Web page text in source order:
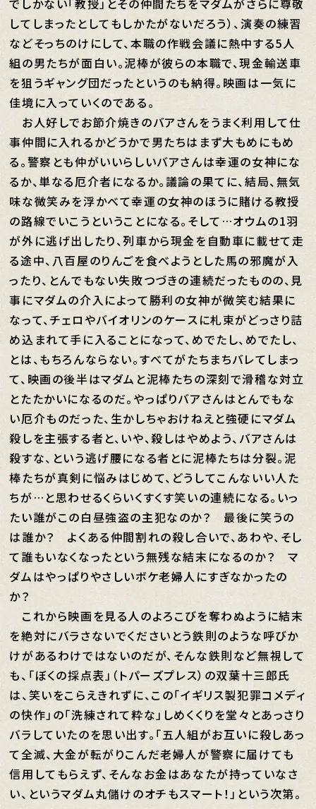
でしかない「教授」とその仲間たちをマダムがさらに尊敬
してしまったとしてもしかたがないだろう）、演奏の練習
などそっちのけにして、本職の作戦会議に熱中する5人
組の男たちが面白い。泥棒が彼らの本職で、現金輸送車
を狙うギャング団だったというのも納得。映画は一気に
佳境に入っていくのである。
お人好しでお節介焼きのバアさんをうまく利用して仕
事仲間に入れるかどうかで男たちはまず大もめにもめ
る。警察とも仲がいいらしいバアさんは幸運の女神にな
るか、単なる厄介者になるか。議論の果てに、結局、無気
味な微笑みを浮かべて幸運の女神のほうに賭ける教授
の路線でいこうということになる。そして…オウムの1羽
が外に逃げ出したり、列車から現金を自動車に載せて走
る途中、八百屋のりんごを食べようとした馬の邪魔が入
ったり、とんでもない失敗つづきの連続だったものの、見
事にマダムの介入によって勝利の女神が微笑む結果に
なって、チェロやバイオリンのケースに札束がどっさり詰
め込まれて手に入ることになって、めでたし、めでたし、
とは、もちろんならない。すべてがたちまちバレてしまっ
て、映画の後半はマダムと泥棒たちの深刻で滑稽な対立
とたたかいになるのだ。やっぱりバアさんはとんでもな
い厄介ものだった、生かしちゃおけねえと強硬にマダム
殺しを主張する者と、いや、殺しはやめよう、バアさんは
殺すな、という逃げ腰になる者とに泥棒たちは分裂。泥
棒たちが真剣に悩みはじめて、どうしてこんないい人た
ちが…と思わせるくらいくすくす笑いの連続になる。いっ
たい誰がこの白昼強盗の主犯なのか？ 最後に笑うの
は誰か？ よくある仲間割れの殺し合いで、あわや、そし
て誰もいなくなったという無残な結末になるのか？ マ
ダムはやっぱりやさしいボケ老婦人にすぎなかったの
か？
これから映画を見る人のよろこびを奪わぬように結末
を絶対にバラさないでくださいとう鉄則のような呼びか
けがあるわけではないのだが、そんな鉄則など無視して
も、「ぼくの採点表」（トパーズプレス）の双葉十三郎氏
は、笑いをこらえきれずに、この「イギリス製犯罪コメディ
の快作」の「洗練されて粋な」しめくくりを堂々とあっさり
バラしていたのを思い出す。「五人組がお互いに殺しあっ
て全滅、大金が転がりこんだ老婦人が警察に届けても
信用してもらえず、そんなお金はあなたが持っていなさ
い、というマダム丸儲けのオチもスマート！」という次第。